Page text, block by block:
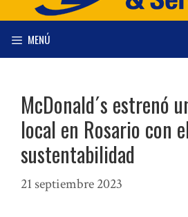
MENÚ
McDonald´s estrenó
local en Rosario con
sustentabilidad
21 septiembre 2023